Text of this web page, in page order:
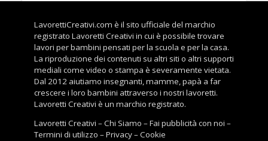
LavorettiCreativi.com è il sito ufficiale del marchio
registrato Lavoretti Creativi in cui è possibile trovare
lavori per bambini pensati per la scuola e per la casa.
La riproduzione dei contenuti su altri siti o altri supporti
mediali come video o stampa è severamente vietata.
Dal 2012 aiutiamo insegnanti, mamme, papà a far
crescere i loro bambini attraverso i nostri lavoretti.
Lavoretti Creativi è un marchio registrato.
Lavoretti Creativi –Chi Siamo –Fai pubblicità con noi –
Termini di utilizzo –Privacy–Cookie